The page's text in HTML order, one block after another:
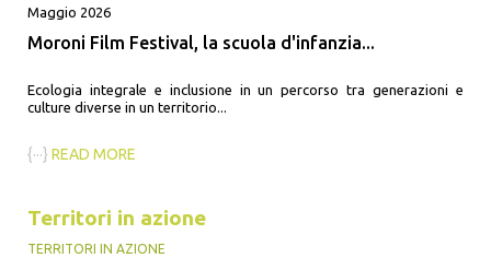
Maggio 2026
Moroni Film Festival, la scuola d'infanzia...
Ecologia integrale e inclusione in un percorso tra generazioni e
culture diverse in un territorio...
{···} READ MORE
Territori in azione
TERRITORI IN AZIONE